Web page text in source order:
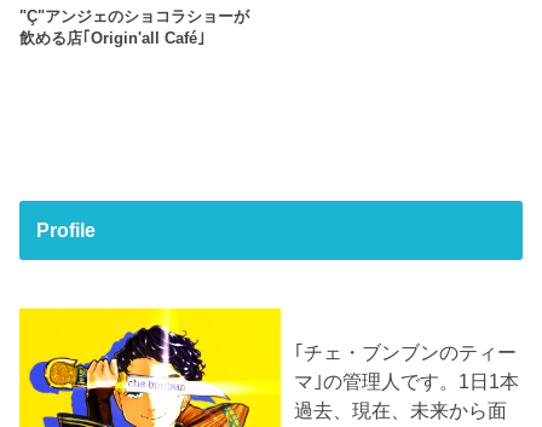
"Ç"アンジェのショコラショーが
飲める店｢Origin'all Café｣
Profile
｢チェ・ブンブンのティー
マ｣の管理人です。1日1本
過去、現在、未来から面